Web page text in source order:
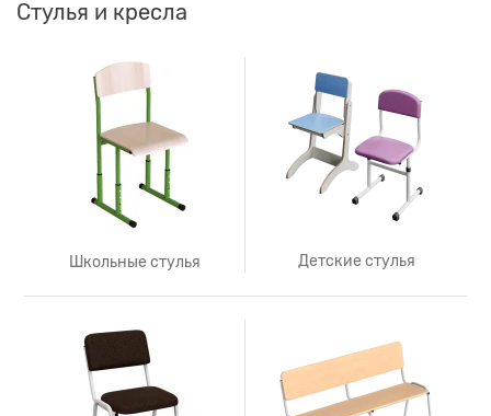
Стулья и кресла
Школьные стулья Детские стулья